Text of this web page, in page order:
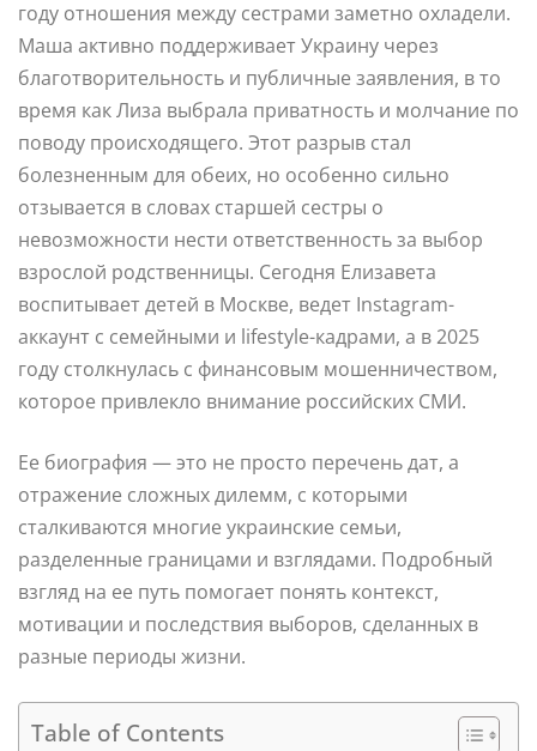
году отношения между сестрами заметно охладели.
Маша активно поддерживает Украину через
благотворительность и публичные заявления, в то
время как Лиза выбрала приватность и молчание по
поводу происходящего. Этот разрыв стал
болезненным для обеих, но особенно сильно
отзывается в словах старшей сестры о
невозможности нести ответственность за выбор
взрослой родственницы. Сегодня Елизавета
воспитывает детей в Москве, ведет Instagram-
аккаунт с семейными и lifestyle-кадрами, а в 2025
году столкнулась с финансовым мошенничеством,
которое привлекло внимание российских СМИ.
Ее биография — это не просто перечень дат, а
отражение сложных дилемм, с которыми
сталкиваются многие украинские семьи,
разделенные границами и взглядами. Подробный
взгляд на ее путь помогает понять контекст,
мотивации и последствия выборов, сделанных в
разные периоды жизни.
Table of Contents